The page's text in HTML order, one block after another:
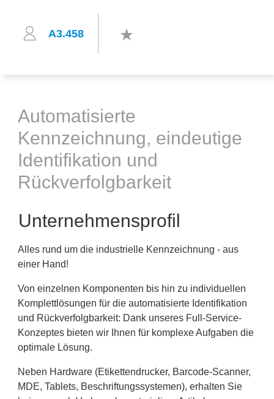
A3.458
Automatisierte
Kennzeichnung, eindeutige
Identifikation und
Rückverfolgbarkeit
Unternehmensprofil
Alles rund um die industrielle Kennzeichnung - aus
einer Hand!
Von einzelnen Komponenten bis hin zu individuellen
Komplettlösungen für die automatisierte Identifikation
und Rückverfolgbarkeit: Dank unseres Full-Service-
Konzeptes bieten wir Ihnen für komplexe Aufgaben die
optimale Lösung.
Neben Hardware (Etikettendrucker, Barcode-Scanner,
MDE, Tablets, Beschriftungssystemen), erhalten Sie